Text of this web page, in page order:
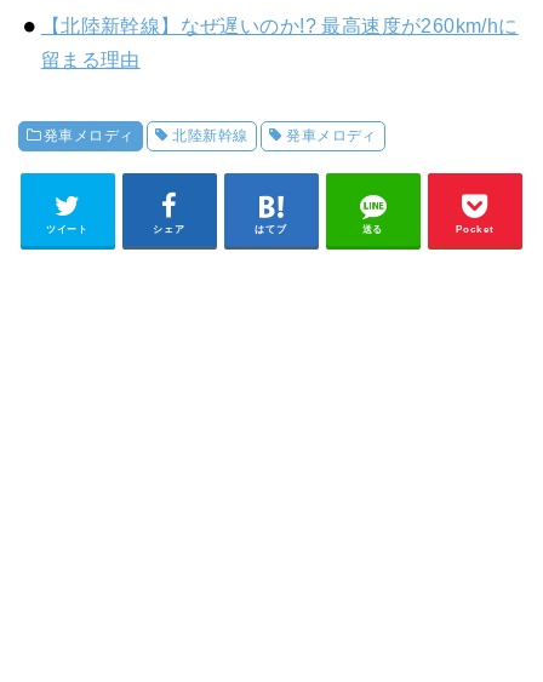
【北陸新幹線】なぜ遅いのか!? 最高速度が260km/hに
留まる理由
発車メロディ 北陸新幹線 発車メロディ
ツイート シェア はてブ 送る Pocket